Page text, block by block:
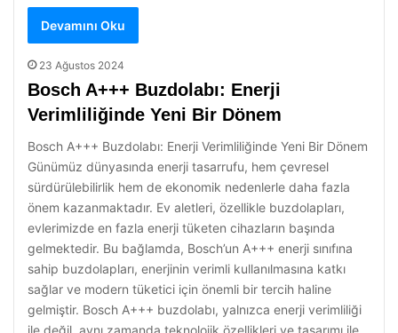
Devamını Oku
23 Ağustos 2024
Bosch A+++ Buzdolabı: Enerji
Verimliliğinde Yeni Bir Dönem
Bosch A+++ Buzdolabı: Enerji Verimliliğinde Yeni Bir Dönem
Günümüz dünyasında enerji tasarrufu, hem çevresel
sürdürülebilirlik hem de ekonomik nedenlerle daha fazla
önem kazanmaktadır. Ev aletleri, özellikle buzdolapları,
evlerimizde en fazla enerji tüketen cihazların başında
gelmektedir. Bu bağlamda, Bosch’un A+++ enerji sınıfına
sahip buzdolapları, enerjinin verimli kullanılmasına katkı
sağlar ve modern tüketici için önemli bir tercih haline
gelmiştir. Bosch A+++ buzdolabı, yalnızca enerji verimliliği
ile değil, aynı zamanda teknolojik özellikleri ve tasarımı ile